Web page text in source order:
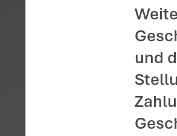
Startseite >